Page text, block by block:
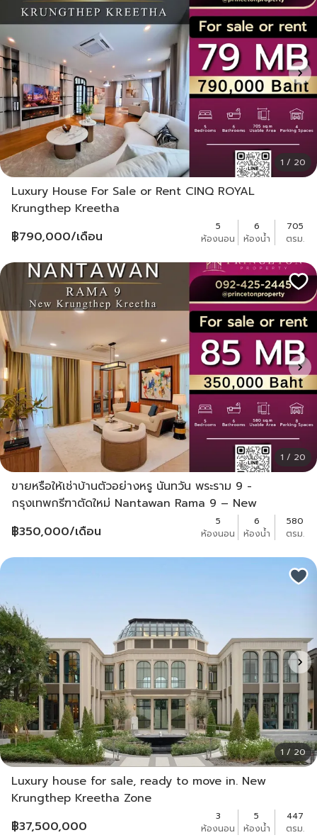
1 / 20
Luxury House For Sale or Rent CINQ ROYAL
Krungthep Kreetha
฿790,000/เดือน
5
ห้องนอน
6
ห้องน้ำ
705
ตรม.
1 / 20
ขายหรือให้เช่าบ้านตัวอย่างหรู นันทวัน พระราม 9 -
กรุงเทพกรีฑาตัดใหม่ Nantawan Rama 9 – New
฿350,000/เดือน
5
ห้องนอน
6
ห้องน้ำ
580
ตรม.
1 / 20
Luxury house for sale, ready to move in. New
Krungthep Kreetha Zone
฿37,500,000
3
ห้องนอน
5
ห้องน้ำ
447
ตรม.